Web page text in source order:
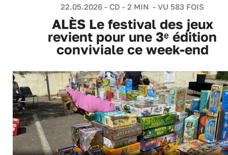
22.05.2026 - CD - 2 MIN - VU 583 FOIS
ALÈS Le festival des jeux
revient pour une 3ᵉ édition
conviviale ce week-end